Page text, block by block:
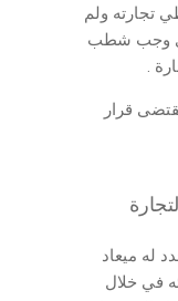
تجارته ولم
وجب شطب
.
قرار
له ميعاد
في خلال